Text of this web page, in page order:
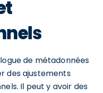
de métadonnées
des ajustements
Il peut y avoir des